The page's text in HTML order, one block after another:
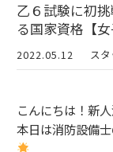
乙６試験に初
る国家資格【
2022.05.12 ス
こんにちは！新
本日は消防設備